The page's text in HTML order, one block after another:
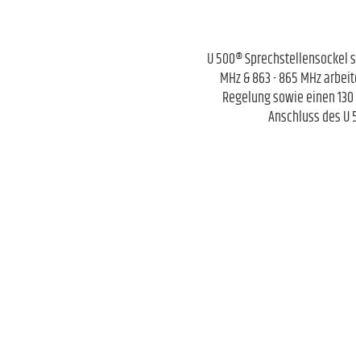
U 500® Sprechstellensockel
MHz & 863 - 865 MHz
Regelung sowie einen
Anschluss des